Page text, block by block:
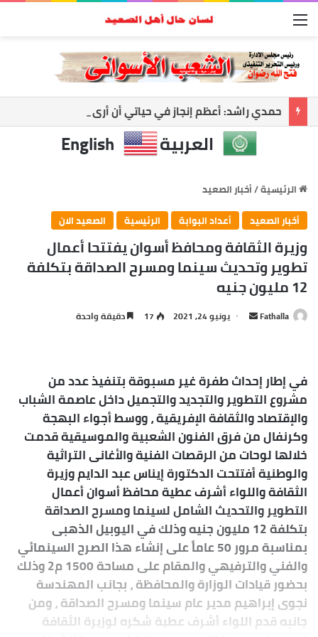
القائمة
العربية English
الرئيسية/أخبار الصعيد
أخبار الصعيد
أعداد البوابة الرئيسية الصعيد الان
وزيرة الثقافة ومحافظ أسوان يفتتحا أعمال
تطوير وتحديث سينما ومسرح الصداقة بتكلفة
12 مليون جنيه
Fathalla
أرسل يونيو 24, 2021 17 دقيقة واحدة
في إطار إحداث طفرة غير مسبوقة بتنفيذ عدد من
مشروع التطوير والتجديد والتجميل داخل عاصمة الشباب
والإقتصاد والثقافة الإفريقية ، ووسط أجواء البهجة
وكرنفال من فرق الفنون الشعبية والموسيقية قدمت
خلالها لوحات من الرقصات الفنية والأغانى التراثية
والوطنية أفتتحت الدكتورة إيناس عبد الدايم وزيرة
الثقافة واللواء أشرف عطية محافظ أسوان أعمال
التطوير والتحديث الشامل لسينما ومسرح الصداقة
بتكلفة 12 مليون جنيه وذلك في اليوبيل الذهبى
بمناسبة مرور 50 عاماً على إنشاء هذا الصرح السينمائي
والفني والترفيهي والمقام على مساحة 1500 م2 وذلك
بحضور قيادات الوزارة والمحافظة ، بجانب المهندسة
نجوى إبراهيم مدير عام سينما ومسرح الصداقة ، ومن
جانبه قدم اللواء أشرف عطية شكره لوزيرة الثقافة